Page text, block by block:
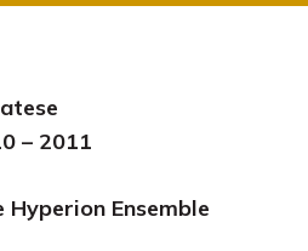
– 2011
Ensemble